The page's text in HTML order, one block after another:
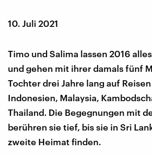
10. Juli 2021
Timo und Salima lassen 2016
und gehen mit ihrer damals fünf
Tochter drei Jahre lang auf
Indonesien, Malaysia,
Thailand. Die Begegnungen mit
berühren sie tief, bis sie in Sri
zweite Heimat finden.